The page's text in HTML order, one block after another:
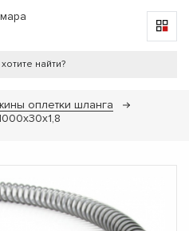
оплетки шланга